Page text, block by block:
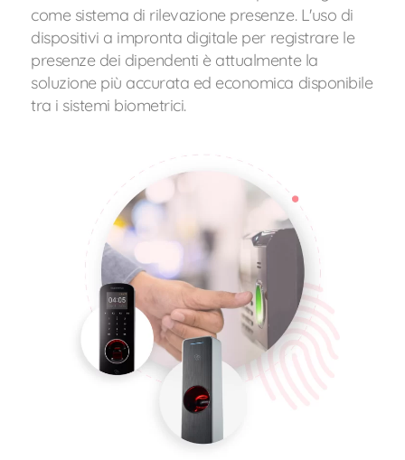
come sistema di rilevazione presenze. L'uso di
dispositivi a impronta digitale per registrare le
presenze dei dipendenti è attualmente la
soluzione più accurata ed economica disponibile
tra i sistemi biometrici.